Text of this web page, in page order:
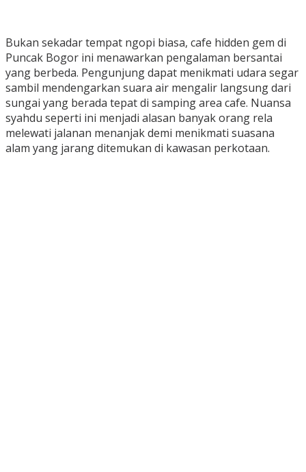
Bukan sekadar tempat ngopi biasa, cafe hidden gem di
Puncak Bogor ini menawarkan pengalaman bersantai
yang berbeda. Pengunjung dapat menikmati udara segar
sambil mendengarkan suara air mengalir langsung dari
sungai yang berada tepat di samping area cafe. Nuansa
syahdu seperti ini menjadi alasan banyak orang rela
melewati jalanan menanjak demi menikmati suasana
alam yang jarang ditemukan di kawasan perkotaan.